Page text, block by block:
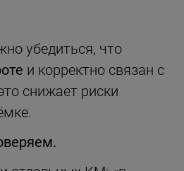
убедиться, что
и корректно связан с
снижает риски